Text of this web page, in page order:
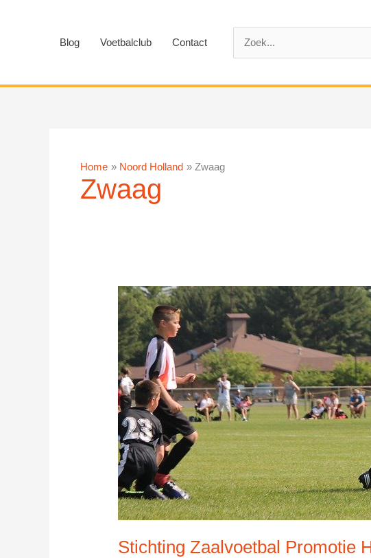
Blog Voetbalclub Contact
Home Noord Holland Zwaag
Zwaag
Stichting Zaalvoetbal Promotie